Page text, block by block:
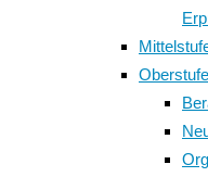
Oberstufe